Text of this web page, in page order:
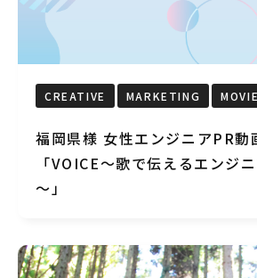
CREATIVE MARKETING MOVIE
福岡県様 女性エンジニアPR動
「VOICE～歌で伝えるエンジ
～」